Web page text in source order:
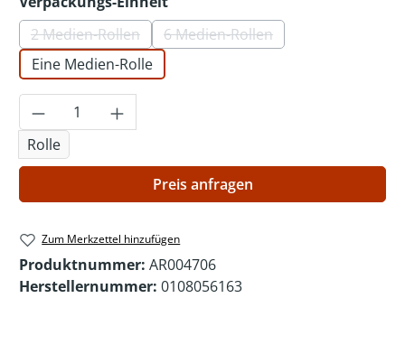
2 Medien-Rollen(Diese Option ist zurzeit nicht verfügbar.)
6 Medien-Rollen(Diese Option ist zurzeit nicht
Eine Medien-Rolle
Produkt Anzahl: Gib den gewünschten
Rolle
Preis anfragen
Zum Merkzettel hinzufügen
Produktnummer: AR004706
Herstellernummer: 0108056163